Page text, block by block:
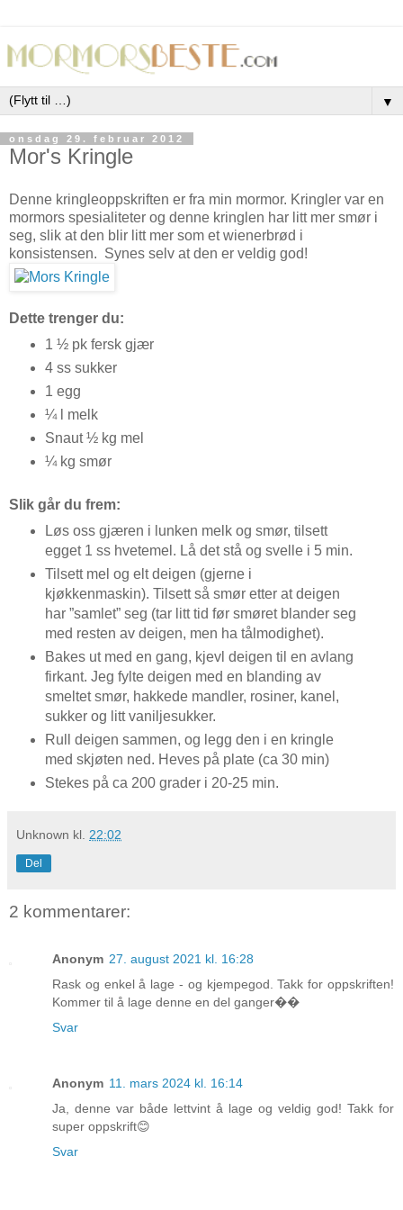
▼
onsdag 29. februar 2012
Mor's Kringle
Denne kringleoppskriften er fra min mormor. Kringler var en
mormors spesialiteter og denne kringlen har litt mer smør i
seg, slik at den blir litt mer som et wienerbrød i
konsistensen. Synes selv at den er veldig god!
Dette trenger du:
1 ½ pk fersk gjær
4 ss sukker
1 egg
¼ l melk
Snaut ½ kg mel
¼ kg smør
Slik går du frem:
Løs oss gjæren i lunken melk og smør, tilsett
egget 1 ss hvetemel. Lå det stå og svelle i 5 min.
Tilsett mel og elt deigen (gjerne i
kjøkkenmaskin). Tilsett så smør etter at deigen
har ”samlet” seg (tar litt tid før smøret blander seg
med resten av deigen, men ha tålmodighet).
Bakes ut med en gang, kjevl deigen til en avlang
firkant. Jeg fylte deigen med en blanding av
smeltet smør, hakkede mandler, rosiner, kanel,
sukker og litt vaniljesukker.
Rull deigen sammen, og legg den i en kringle
med skjøten ned. Heves på plate (ca 30 min)
Stekes på ca 200 grader i 20-25 min.
Unknown kl. 22:02
Del
2 kommentarer:
Anonym 27. august 2021 kl. 16:28
Rask og enkel å lage - og kjempegod. Takk for oppskriften!
Kommer til å lage denne en del ganger��
Svar
Anonym 11. mars 2024 kl. 16:14
Ja, denne var både lettvint å lage og veldig god! Takk for
super oppskrift😊
Svar